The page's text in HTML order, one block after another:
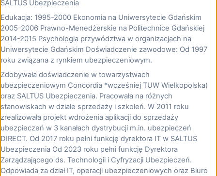
SALTUS Ubezpieczenia
Edukacja: 1995-2000 Ekonomia na Uniwersytecie Gdańskim
2005-2006 Prawno-Menedżerskie na Politechnice Gdańskiej
2014-2015 Psychologia przywództwa w organizacjach na
Uniwersytecie Gdańskim Doświadczenie zawodowe: Od 1997
roku związana z rynkiem ubezpieczeniowym.
Zdobywała doświadczenie w towarzystwach
ubezpieczeniowym Concordia *wcześniej TUW Wielkopolska)
oraz SALTUS Ubezpieczenia. Pracowała na różnych
stanowiskach w dziale sprzedaży i szkoleń. W 2011 roku
zrealizowała projekt wdrożenia aplikacji do sprzedaży
ubezpieczeń w 3 kanałach dystrybucji m.in. ubezpieczeń
DIRECT. Od 2017 roku pełni funkcję dyrektora IT w SALTUS
Ubezpieczenia Od 2023 roku pełni funkcję Dyrektora
Zarządzającego ds. Technologii i Cyfryzacji Ubezpieczeń.
Odpowiada za dział IT, operacji ubezpieczeniowych oraz Biuro